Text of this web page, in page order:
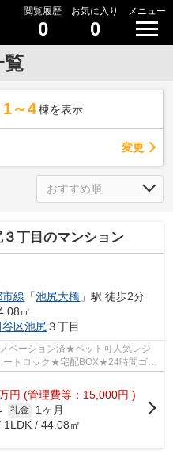
閲覧履歴
0
お気に入り
0
メニュー
覧
1～4 棟を表示
変更
丁目のマンション
線 「池尻大橋 」駅 徒歩2分
㎡
谷区池尻３丁目
ベーション済★ペット可人気レジ
トロック★宅配BOX★24時間ゴミ
円 (管理費等：15,000円 )
礼金
1ヶ月
1LDK / 44.08㎡